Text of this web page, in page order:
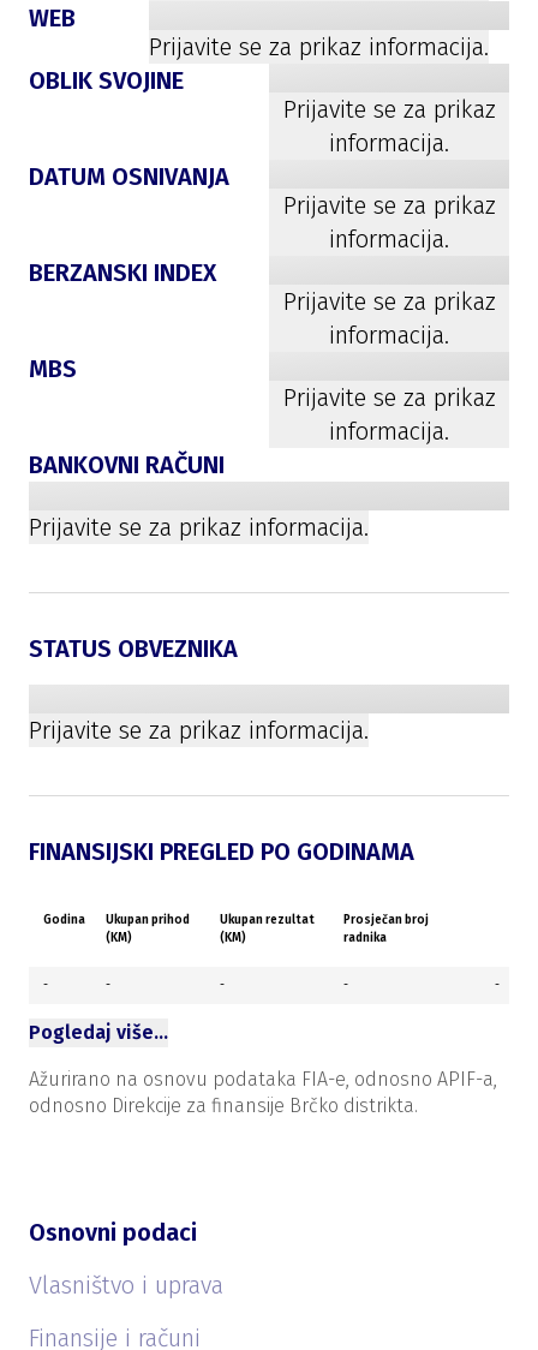
WEB
Prijavite se za prikaz informacija.
OBLIK SVOJINE
Prijavite se za prikaz
informacija.
DATUM OSNIVANJA
Prijavite se za prikaz
informacija.
BERZANSKI INDEX
Prijavite se za prikaz
informacija.
MBS
Prijavite se za prikaz
informacija.
BANKOVNI RAČUNI
Prijavite se za prikaz informacija.
STATUS OBVEZNIKA
Prijavite se za prikaz informacija.
FINANSIJSKI PREGLED PO GODINAMA
Godina
Ukupan prihod
(KM)
Ukupan rezultat
(KM)
Prosječan broj
radnika
- - - - -
Pogledaj više…
Ažurirano na osnovu podataka FIA-e, odnosno APIF-a,
odnosno Direkcije za finansije Brčko distrikta.
Osnovni podaci
Vlasništvo i uprava
Finansije i računi